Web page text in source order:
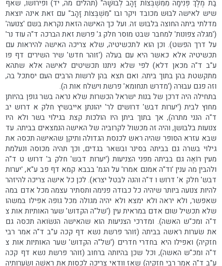
בַת מֶלֶךְ פְּנִימָה מִמִּשְׁבְּצוֹת זָהָב לְבוּשָׁהּ" (תהלים מה, יד) ופירושו, שאף
שיש לאישה לבוּש מכובד ויקר ובו "מִּשְׁבְּצוֹת זָהָב" עם זאת אינה יוצאת
מדלתי ביתה החוצה בלבוש זה. ועל כך האישה הזאת נקראת בשם 'צנוּעה'
('מגלה צפונות' למחבר שבט מוסר חלק ג' פרשת זאת הברכה ד"ה עוד נר'
על דרך הפשט). וכן הוא לתכשיטיה, שלא צריכה האישה להיראות עם
תכשיטיה אלא כאשר היא עם בעלה ('זוהר חדש' שיר השירים דף פו
ע"ב ד"ה מכאן דלא) לפי שלא ניתנו תכשיטים לאישה אלא שתהא
מתקשטת בהן בתוך ביתה. ואם תצא בהן לרשות הרבים העם יסתכל בה,
וזה פגם עבוּרה ('מדרש תנחומא' פרשת וישלח אות ה).
בתחילה היה דרכן של בנות ישראל הכשרות שלא נראה בשר גופן בהיותן
מחוץ לבית ('יערות דבש' דרושים לר' יהונתן אייבשיץ חלק א דרוש יב
ד"ה הנני מתרה), אך בתוך ביתן היו הולכות קצת בגילוי בשר ולא היו
צנועות בלבושן, והיה זה מכשול לקרוביה של האישה הנמצאים בביתה. עד
שבא עזרא הסופר שהיה ראש לכנסת הגדולה ותיקן שהאישה תכסה את
גילוי בשרה גם בביתה בסינר ובשאר בגדים, וכך תהיה מכוסה ונעלמת
מעין רוֹאֶה גם בביתה מפני הצניעות ('יערות דבש' חלק ב' דרוש ט ד"ה
ולהבין מה ענין 'וד"ה אמנם אמרו' על הגמ' בבבא קמא דף פב ע"א, 'יערות
דבש' חלק א' דרוש ו ד"ה והנה לבטל יצרא). לכן כל אישה צריכה להיזהר
להיות צנועה ביותר שיהיה כל כבודה פנימה ותסתיר עצמה מכל אדם במה
שאפשר, ולא יראה ולא ימצא ולא יהיה מגולה מכל גופה אפילו במשהו
שלא תכשיל שום אדם במראית עין ('של"ה הקדוש' שער האותיות אות צ
ד"ה ומכ"ש האשה). ומדרכי הצניעות הוא שהאישה הנשׂואה תכסה גם
את שׂערות ראשה בביתה (זוהר פרשת נשא דף קכה ע"ב ד"ה אמר רבי
חזקיה) ואפילו היא בחדרי חדרים ('של"ה הקדוש' שער האותיות אות צ
ד"ה ומכ"ש האשה), וכל שכן בהיותה ברחוב (זוהר פרשת נשא דף קכה
ע"ב ד"ה אמר רבי חזקיה) שאז וודאי צריכה לכסות את ראשׁה ושׂערותיה